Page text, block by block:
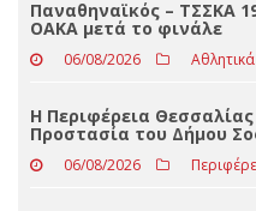
Ιός του Δυτικού
Τρικκαίων – Τι αναφέρει
06/08/2026 Slider
Παναθηναϊκός – ΤΣΣΚΑ
ΟΑΚΑ μετά το φινάλε
06/08/2026 Αθλητικά